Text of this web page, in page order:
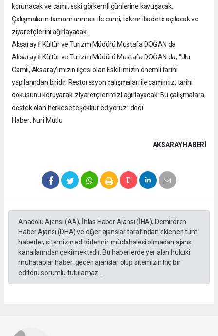
korunacak ve cami, eski görkemli günlerine kavuşacak.
Çalışmaların tamamlanması ile cami, tekrar ibadete açılacak ve
ziyaretçilerini ağırlayacak.
Aksaray İl Kültür ve Turizm Müdürü Mustafa DOĞAN da
Aksaray İl Kültür ve Turizm Müdürü Mustafa DOĞAN da, “Ulu
Camii, Aksaray'ımızın ilçesi olan Eskil'imizin önemli tarihi
yapılarından biridir. Restorasyon çalışmaları ile camimiz, tarihi
dokusunu koruyarak, ziyaretçilerimizi ağırlayacak. Bu çalışmalara
destek olan herkese teşekkür ediyoruz” dedi.
Haber: Nuri Mutlu
AKSARAY HABERİ
Anadolu Ajansı (AA), İhlas Haber Ajansı (İHA), Demirören
Haber Ajansı (DHA) ve diğer ajanslar tarafından eklenen tüm
haberler, sitemizin editörlerinin müdahalesi olmadan ajans
kanallarından çekilmektedir. Bu haberlerde yer alan hukuki
muhataplar haberi geçen ajanslar olup sitemizin hiç bir
editörü sorumlu tutulamaz...